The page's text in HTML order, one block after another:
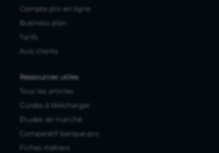
Compte pro en ligne
Business plan
Tarifs
Avis clients
Ressources utiles
Tous les articles
Guides à télécharger
Études de marché
Comparatif banque pro
Fiches métiers